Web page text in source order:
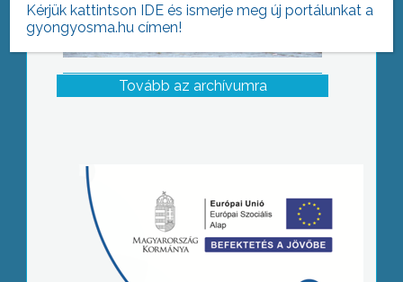
Tovább az archívumra
Kérjük kattintson IDE és ismerje meg új portálunkat a
gyongyosma.hu címen!